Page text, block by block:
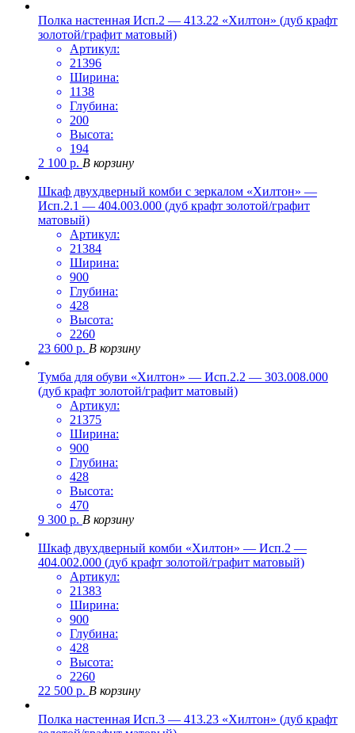
Полка настенная Исп.2 — 413.22 «Хилтон» (дуб крафт
золотой/графит матовый)
Артикул:
21396
Ширина:
1138
Глубина:
200
Высота:
194
2 100 р. В корзину
Шкаф двухдверный комби с зеркалом «Хилтон» —
Исп.2.1 — 404.003.000 (дуб крафт золотой/графит
матовый)
Артикул:
21384
Ширина:
900
Глубина:
428
Высота:
2260
23 600 р. В корзину
Тумба для обуви «Хилтон» — Исп.2.2 — 303.008.000
(дуб крафт золотой/графит матовый)
Артикул:
21375
Ширина:
900
Глубина:
428
Высота:
470
9 300 р. В корзину
Шкаф двухдверный комби «Хилтон» — Исп.2 —
404.002.000 (дуб крафт золотой/графит матовый)
Артикул:
21383
Ширина:
900
Глубина:
428
Высота:
2260
22 500 р. В корзину
Полка настенная Исп.3 — 413.23 «Хилтон» (дуб крафт